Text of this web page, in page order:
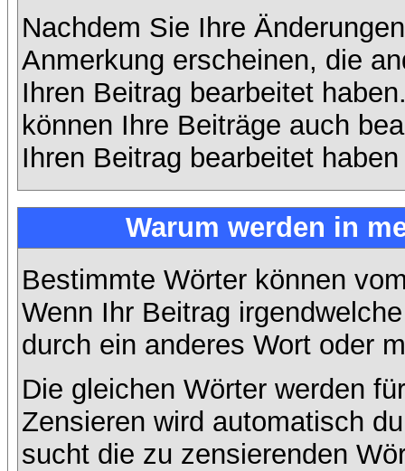
Nachdem Sie Ihre
Anmerkung erscheinen, die
Ihren Beitrag bearbeitet
können Ihre Beiträge auch
Ihren Beitrag bearbeitet
Warum werden in
Bestimmte Wörter können
Wenn Ihr Beitrag
durch ein anderes Wort oder
Die gleichen Wörter werden
Zensieren wird automatisch
sucht die zu zensierenden